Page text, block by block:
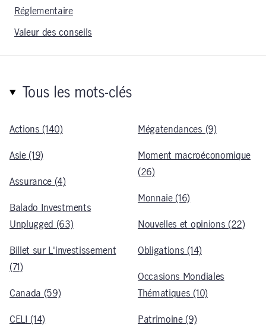
Réglementaire
Valeur des conseils
Tous les mots-clés
Actions (140)
Asie (19)
Assurance (4)
Balado Investments
Unplugged (63)
Billet sur L'investissement
(71)
Canada (59)
CELI (14)
Mégatendances (9)
Moment macroéconomique
(26)
Monnaie (16)
Nouvelles et opinions (22)
Obligations (14)
Occasions Mondiales
Thématiques (10)
Patrimoine (9)